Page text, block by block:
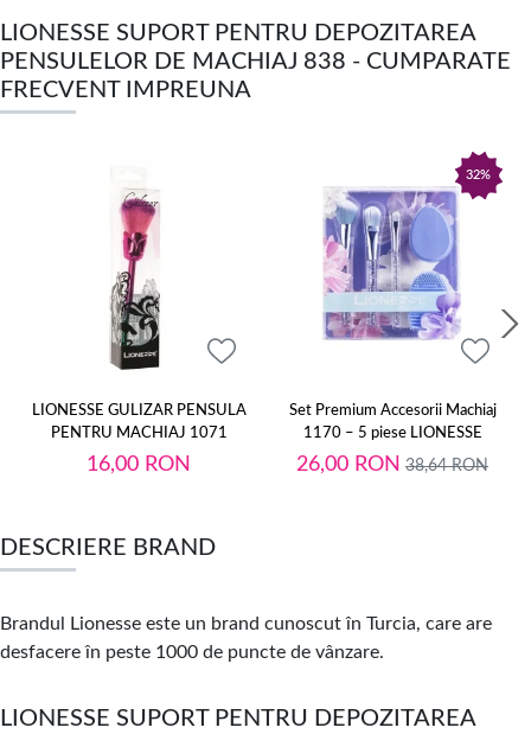
LIONESSE SUPORT PENTRU DEPOZITAREA
PENSULELOR DE MACHIAJ 838 - CUMPARATE
FRECVENT IMPREUNA
LIONESSE GULIZAR PENSULA
PENTRU MACHIAJ 1071
16,00 RON
32%
Set Premium Accesorii Machiaj
1170 – 5 piese LIONESSE
26,00 RON 38,64RON
DESCRIERE BRAND
Brandul Lionesse este un brand cunoscut în Turcia, care are
desfacere în peste 1000 de puncte de vânzare.
LIONESSE SUPORT PENTRU DEPOZITAREA